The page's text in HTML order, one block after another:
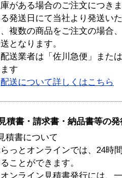
がある場合のご注文につき
発送日にて当社より発送い
複数の商品をご注文の場合
となります。
送業者は「佐川急便」また
す
配送について詳しくはこちら
見積書・請求書・納品書等の
積書について
っとオンラインでは、24時
ことができます。
ンライン見積書発行には、